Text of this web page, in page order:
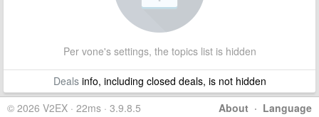
Per vone's settings, the topics list is hidden
Dealsinfo, including closed deals, is not hidden
About · Language
© 2026 V2EX · 22ms · 3.9.8.5